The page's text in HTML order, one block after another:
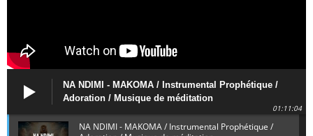
NA NDIMI - MAKOMA / Instrumental Prophétique /
Adoration / Musique de méditation
01:11:04
NA NDIMI - MAKOMA / Instrumental Prophétique /